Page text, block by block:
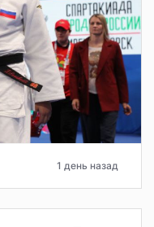
1 день назад